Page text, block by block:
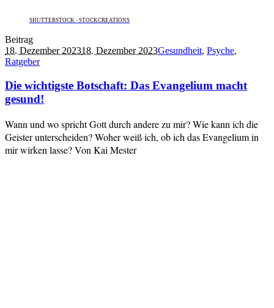
SHUTTERSTOCK - STOCKCREATIONS
Beitrag
18. Dezember 202318. Dezember 2023Gesundheit, Psyche,
Ratgeber
Die wichtigste Botschaft: Das Evangelium macht
gesund!
Wann und wo spricht Gott durch andere zu mir? Wie kann ich die
Geister unterscheiden? Woher weiß ich, ob ich das Evangelium in
mir wirken lasse? Von Kai Mester